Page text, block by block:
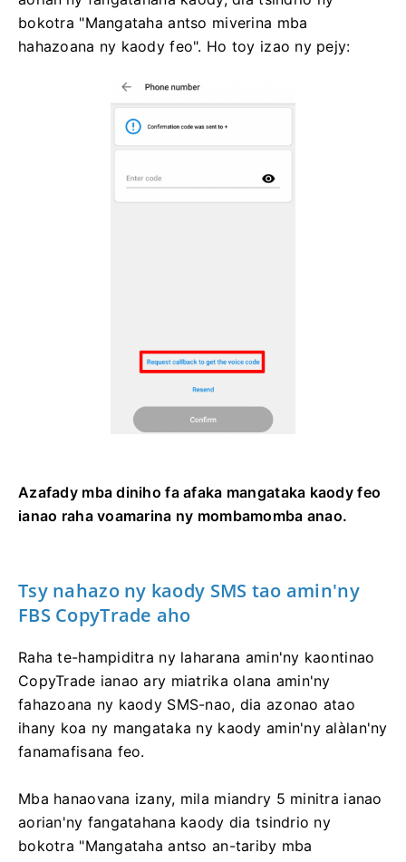
bokotra "Mangataha antso miverina mba
hahazoana ny kaody feo". Ho toy izao ny pejy:
Azafady mba diniho fa afaka mangataka kaody feo
ianao raha voamarina ny mombamomba anao.
Tsy nahazo ny kaody SMS tao amin'ny
FBS CopyTrade aho
Raha te-hampiditra ny laharana amin'ny kaontinao
CopyTrade ianao ary miatrika olana amin'ny
fahazoana ny kaody SMS-nao, dia azonao atao
ihany koa ny mangataka ny kaody amin'ny alàlan'ny
fanamafisana feo.
Mba hanaovana izany, mila miandry 5 minitra ianao
aorian'ny fangatahana kaody dia tsindrio ny
bokotra "Mangataha antso an-tariby mba